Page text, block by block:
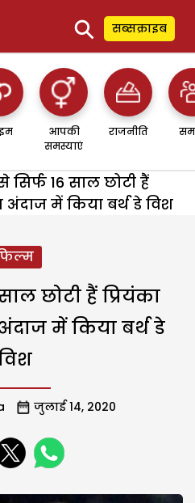
⚲ सब्सक्राइब
आपकी
समस्याएं
राजनीति
सिर्फ 16 साल छोटी हैं
अंदाज में किया बर्थ डे विश
छोटी हैं प्रियंका
में किया बर्थ डे
जुलाई 14, 2020